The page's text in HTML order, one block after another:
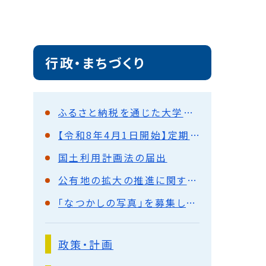
行政・まちづくり
ふるさと納税を通じた大学連携の取り組みについて
【令和8年4月1日開始】定期支払制度について
国土利用計画法の届出
公有地の拡大の推進に関する法律（公拡法）の届出
「なつかしの写真」を募集しています
政策・計画